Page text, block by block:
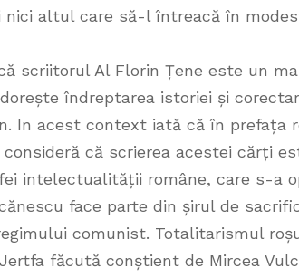
altul care să-l întreacă în
scriitorul Al Florin Țene este un
îndreptarea istoriei și
In acest context iată că în prefața
că scrierea acestei cărți
intelectualității române, care s-a
face parte din șirul de
comunist. Totalitarismul
făcută conștient de Mircea